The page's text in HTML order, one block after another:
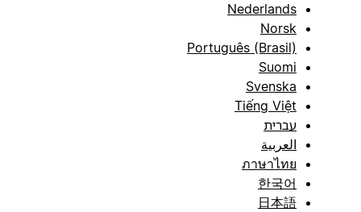
Nederlands
Norsk
Português (Brasil)
Suomi
Svenska
Tiếng Việt
עברית
العربية
ภาษาไทย
한국어
日本語